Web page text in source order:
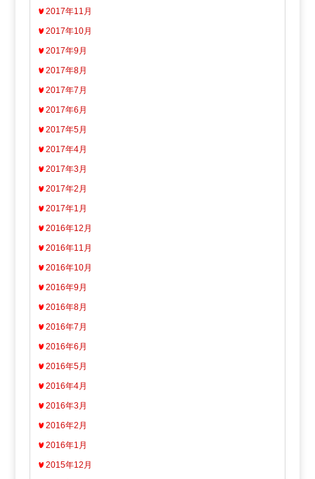
2017年11月
2017年10月
2017年9月
2017年8月
2017年7月
2017年6月
2017年5月
2017年4月
2017年3月
2017年2月
2017年1月
2016年12月
2016年11月
2016年10月
2016年9月
2016年8月
2016年7月
2016年6月
2016年5月
2016年4月
2016年3月
2016年2月
2016年1月
2015年12月